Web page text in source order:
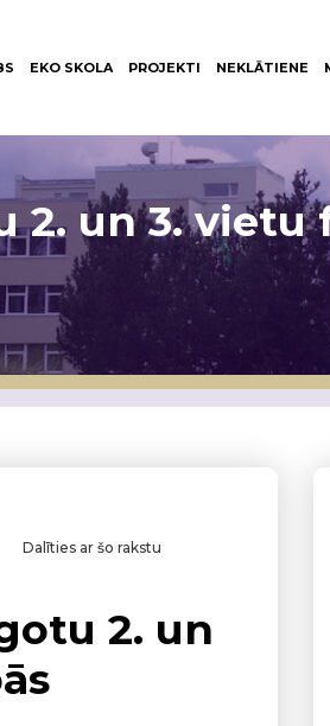
EKO SKOLA PROJEKTI NEKLĀTIENE
un 3. vietu
Dalīties ar šo rakstu
2. un